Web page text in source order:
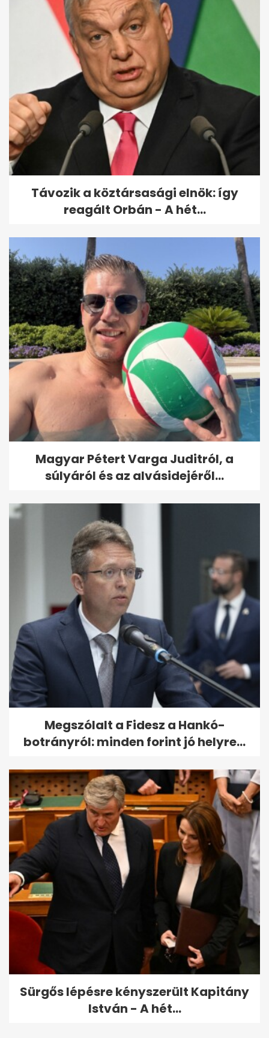
Miért ugrik meg minden
kedden a fertőzöttek aránya...
Távozik a köztársasági elnök: így
reagált Orbán - A hét...
Magyar Pétert Varga Juditról, a
súlyáról és az alvásidejéről...
Megszólalt a Fidesz a Hankó-
botrányról: minden forint jó helyre...
Sürgős lépésre kényszerült Kapitány
István - A hét...